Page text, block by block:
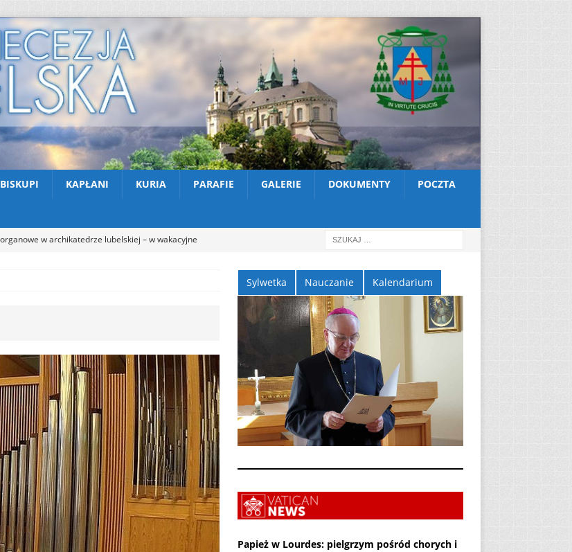
BISKUPI KAPŁANI KURIA PARAFIE GALERIE DOKUMENTY POCZTA
w archikatedrze lubelskiej – w wakacyjne
– pielgrzymka. SPOTKANIA Z WIARĄ w 19
AKTUALNOŚCI
Sowa AKTUALNOŚCI
Sylwetka Nauczanie Kalendarium
Papież w Lourdes: pielgrzym pośród chorych i